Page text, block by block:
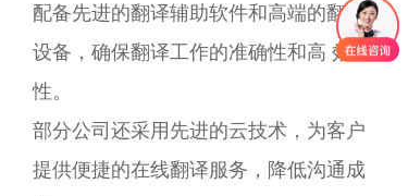
配备先进的翻译辅助软件和高端的翻译
设备，确保翻译工作的准确性和高 效
性。
部分公司还采用先进的云技术，为客户
提供便捷的在线翻译服务，降低沟通成